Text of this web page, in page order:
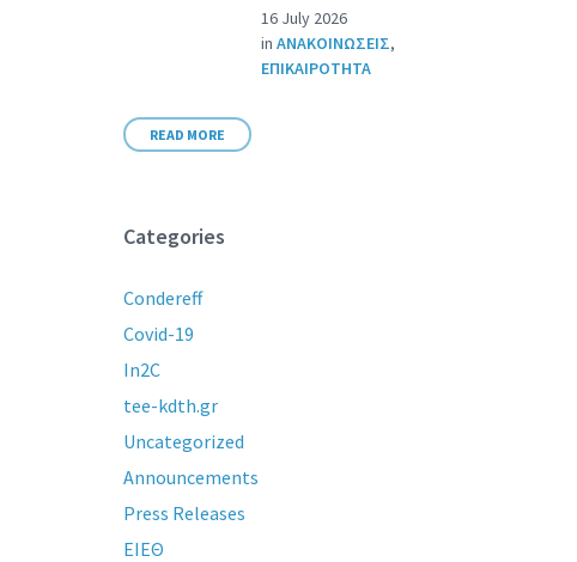
16 July 2026
inΑΝΑΚΟΙΝΩΣΕΙΣ,
ΕΠΙΚΑΙΡΟΤΗΤΑ
READ MORE
Categories
Condereff
Covid-19
In2C
tee-kdth.gr
Uncategorized
Announcements
Press Releases
ΕΙΕΘ